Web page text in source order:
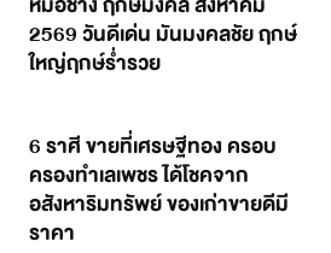
2569 วันดีเด่น มันมงคลชัย ฤกษ์
ใหญ่ฤกษ์ร่ำรวย
6 ราศี ขายที่เศรษฐีทอง ครอบ
ครองทำเลเพชร ได้โชคจาก
อสังหาริมทรัพย์ ของเก่าขายดีมี
ราคา